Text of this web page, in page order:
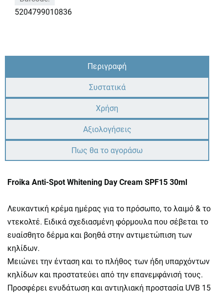
5204799010836
Περιγραφή
Συστατικά
Χρήση
Αξιολογήσεις
Πως θα το αγοράσω
Froika Anti-Spot Whitening Day Cream SPF15 30ml
Λευκαντική κρέμα ημέρας για το πρόσωπο, το λαιμό & το
ντεκολτέ. Ειδικά σχεδιασμένη φόρμουλα που σέβεται το
ευαίσθητο δέρμα και βοηθά στην αντιμετώπιση των
κηλίδων.
Μειώνει την ένταση και το πλήθος των ήδη υπαρχόντων
κηλίδων και προστατεύει από την επανεμφάνισή τους.
Προσφέρει ενυδάτωση και αντιηλιακή προστασία UVB 15